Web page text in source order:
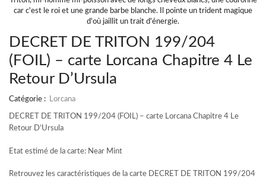
DECRET DE TRITON 199/204
(FOIL) – carte Lorcana Chapitre 4 Le
Retour D’Ursula
Catégorie : Lorcana
DECRET DE TRITON 199/204 (FOIL) – carte Lorcana Chapitre 4 Le
Retour D’Ursula
Etat estimé de la carte: Near Mint
Retrouvez les caractéristiques de la carte DECRET DE TRITON 199/204